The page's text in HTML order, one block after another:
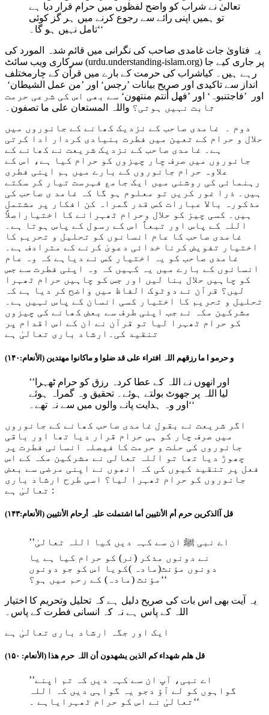
تعالیٰ نے شراب کو واضح لفظوں میں حرام قرار دیا ہے
تو ہمیں اپنی رائے سے رجوع کرنے میں ہر گز کوئی
تامل نہیں ہو گا۔‘‘
یہ فتاویٰ جات غامدی صاحب کی نگرانی میں قائم شدہ المورد کی
سرکاری ویب سائٹ (urdu.understanding-islam.org) پر جاری کیے جا
رہے ہیں۔ کیاشراب کی حرمت کے بارے میں قرآن کے چارمختلف
انداز سے تاکیدی اور صریح بیانات ’رجس‘ اور ’من عمل الشیطان‘
اور ’فاجتنبوہ ‘ اور ’فھل أنتم منتھون‘ سے بھی اس کی شرعی حرمت
ثابت نہیں ہوتی؟ واللہ المستعان علی ما تصفون ۔
دوم ۔ غامدی صاحب کے نزدیک کھانے کے جانوروں میں
حلال و حرام کے تعین میں فطرت بنیادی کردار ادا کرتی
ہے۔ غامدی صاحب کے نزدیک شریعت نے کھانے کے
جانوروں میں صرف چار چیزوں کو حرام کیا ہے، اس کے
علاوہ حرام جانوروں کے بارے میں ہم اپنی فطری
رہنمائی کی روشنی میں ایک جامع فہرست تیار کر سکتے
ہیں۔ ذرا غور کریں تو معلوم ہو گا کہ غامد ی صاحب کی
مذکورہ بالا عبارات کس قدر گمراہ کن افکار پر مشتمل
ہیں۔ کسی چیز کو حلال وحرام ٹھہرانے کا اختیاراصلاً
اللہ کے پاس اور تبعاً اس کے رسول کے پاس ہوتا ہے۔
غامدی صاحب کا عام انسانوں کو تحلیل و تحریم کا
اختیار تفویض کرنا خدائی دعویٰ کرنے کے مترادف ہے۔
غامدی صاحب کو یہ اختیار کس نے دیاہے کہ وہ عام
انسانوں کے بارے میں یہ کہیں کہ وہ اپنی فطرت سے جس
کو چاہیں حلال بنا لیں اور جس کو چاہیں حرام ٹھہرا
لیں؟ قرآن نے دوٹوک الفاظ میں واضح کر دیا ہے کہ
تحلیل و تحریم کا اختیار کسی انسان کے پاس نہیں ہے۔
مشرکین مکہ نے جب اپنی طرف سے بعض کھانے کی چیزوں
کو حرام ٹھہرا لیا تو قرآن نے ان کے اس اقدام پر
و حرمو ا ما رزقھم اللہ افتراء علی قد ضلوا و ماکانوا مھتدین (الأنعام:۱۴۰)
’’اور انھوں نے اللہ کے عطا کردہ رزق کو حرام ٹھہرا
لیا اللہ پر جھوٹ بولتے ہوئے۔ تحقیق وہ گمراہ ہوئے
اور وہ ہدایت پانے والوں میں سے نہ تھے۔‘‘
اگر شریعت نے بقول غامدی صاحب کھانے کے جانوروں
میں صرف چار کو ہی حرام قرار دیا تھا اور باقی
جانوروں کی حلت و حرمت کا فیصلہ انسانی فطرت پر
چھوڑ دیا تھا تو اللہ تعالی نے مشرکین مکہ کے اس
فعل پر تنقید کیوں کی کہ انھوں نے اپنی مرضی سے بعض
جانوروں کو حرام ٹھہرا لیا؟ اسی طرح ارشاد باری
تعالیٰ ہے :
قل آالذکرین حرم أم الأنثیین أما اشتملت علیہ أرحام الأنثیین (الأنعام:۱۴۳)
’’اے نبی ﷺ ان سے کہہ دیں کیا اللہ تعالیٰ
نے دونوں مذکر (نر) کو حرام کیا ہے یا
دونوں مؤنث(مادہ )کویا اس کو جو دونوں
مؤنث (مادہ) کے رحم میں ہو؟‘‘
یہ آیت بھی اس بات کی صریح دلیل ہے کہ تحلیل وتحریم کا اختیار
اللہ کے پاس ہے نہ کہ انسانی فطرت کے پاس۔
قل ھلم شھداء کم الذین یشھدون أن اللہ حرم ھذا (الأنعام: ۱۵۰)
’’اے نبی، آپ ان سے کہہ دیں کہ تم اپنے
گواہوں کو لے آؤ دجو یہ گواہی دیں کہ اللہ
تعالیٰ نے اس کو حرام ٹھہرایاہے ۔‘‘